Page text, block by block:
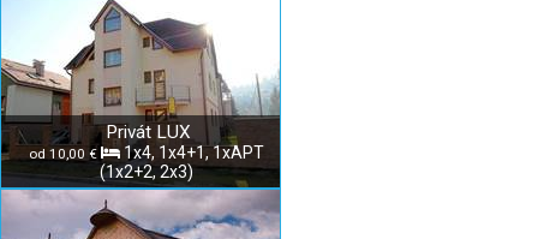
Privát LUX
od 10,00 €
1x4, 1x4+1, 1xAPT
(1x2+2, 2x3)